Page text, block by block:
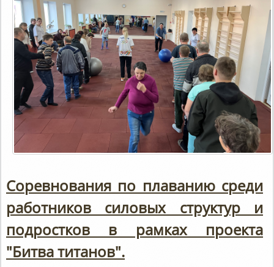
работников силовых структур и
подростков в рамках проекта
"Битва титанов".